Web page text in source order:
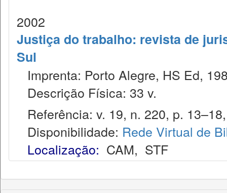
2002
Justiça do trabalho: revista de
Sul
Imprenta: Porto Alegre, HS Ed,
Descrição Física: 33 v.
Referência: v. 19, n. 220, p.
Disponibilidade: Rede Virtual de
Localização: CAM, STF